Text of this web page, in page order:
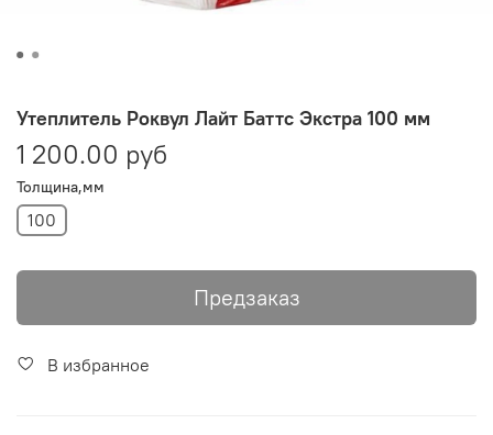
Утеплитель Роквул Лайт Баттс Экстра 100 мм
1 200.00 руб
Толщина,мм
100
Предзаказ
В избранное